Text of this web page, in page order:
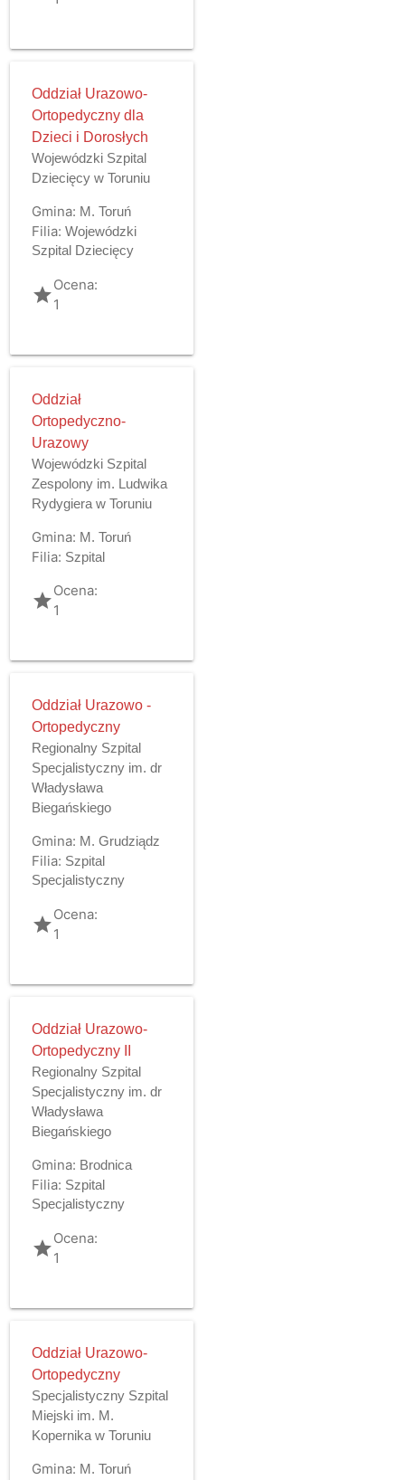
Oddział Urazowo-
Ortopedyczny dla
Dzieci i Dorosłych
Wojewódzki Szpital
Dziecięcy w Toruniu
Gmina: M. Toruń
Filia: Wojewódzki
Szpital Dziecięcy
gradeOcena:
1
Oddział
Ortopedyczno-
Urazowy
Wojewódzki Szpital
Zespolony im. Ludwika
Rydygiera w Toruniu
Gmina: M. Toruń
Filia: Szpital
gradeOcena:
1
Oddział Urazowo -
Ortopedyczny
Regionalny Szpital
Specjalistyczny im. dr
Władysława
Biegańskiego
Gmina: M. Grudziądz
Filia: Szpital
Specjalistyczny
gradeOcena:
1
Oddział Urazowo-
Ortopedyczny II
Regionalny Szpital
Specjalistyczny im. dr
Władysława
Biegańskiego
Gmina: Brodnica
Filia: Szpital
Specjalistyczny
gradeOcena:
1
Oddział Urazowo-
Ortopedyczny
Specjalistyczny Szpital
Miejski im. M.
Kopernika w Toruniu
Gmina: M. Toruń